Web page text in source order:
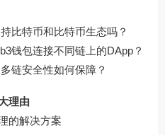
比特币和比特币生态吗？
钱包连接不同链上的DApp？
链安全性如何保障？
理由
的解决方案